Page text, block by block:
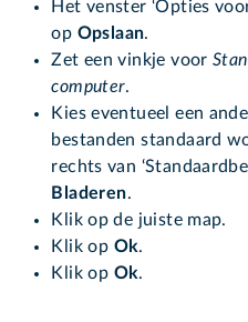
Het venster ‘Opties
op Opslaan.
Zet een vinkje voor
computer.
Kies eventueel een
bestanden standaard
rechts van
Bladeren.
Klik op de juiste map.
Klik op Ok.
Klik op Ok.